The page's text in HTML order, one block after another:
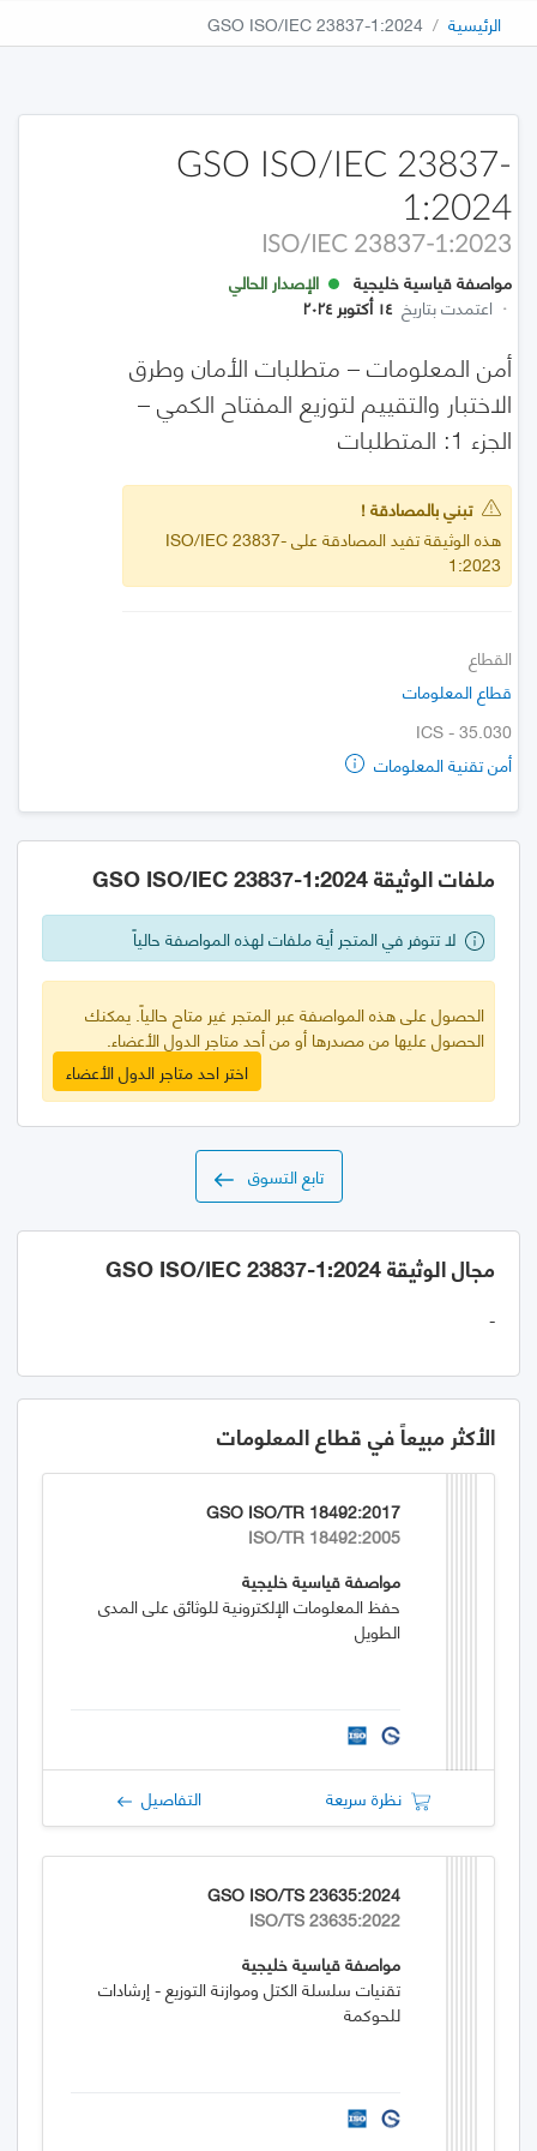
الرئيسية GSO ISO/IEC 23837-1:2024
GSO ISO/IEC 23837-
1:2024
ISO/IEC 23837-1:2023
مواصفة قياسية خليجية
الإصدار الحالي
· اعتمدت بتاريخ ١٤ أكتوبر ٢٠٢٤
أمن المعلومات – متطلبات الأمان وطرق
الاختبار والتقييم لتوزيع المفتاح الكمي –
الجزء 1: المتطلبات
تبني بالمصادقة !
هذه الوثيقة تفيد المصادقة على ISO/IEC 23837-
1:2023
القطاع
قطاع المعلومات
ICS - 35.030
أمن تقنية المعلومات
ملفات الوثيقة GSO ISO/IEC 23837-1:2024
لا تتوفر في المتجر أية ملفات لهذه المواصفة حالياً
الحصول على هذه المواصفة عبر المتجر غير متاح حالياً. يمكنك
الحصول عليها من مصدرها أو من أحد متاجر الدول الأعضاء.
اختر احد متاجر الدول الأعضاء
تابع التسوق
مجال الوثيقة GSO ISO/IEC 23837-1:2024
-
الأكثر مبيعاً في قطاع المعلومات
GSO ISO/TR 18492:2017
ISO/TR 18492:2005
مواصفة قياسية خليجية
حفظ المعلومات الإلكترونية للوثائق على المدى
الطويل
نظرة سريعة التفاصيل
GSO ISO/TS 23635:2024
ISO/TS 23635:2022
مواصفة قياسية خليجية
تقنيات سلسلة الكتل وموازنة التوزيع - إرشادات
للحوكمة